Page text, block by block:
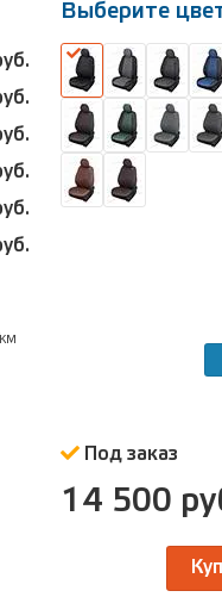
Выберите
Под заказ
14 500